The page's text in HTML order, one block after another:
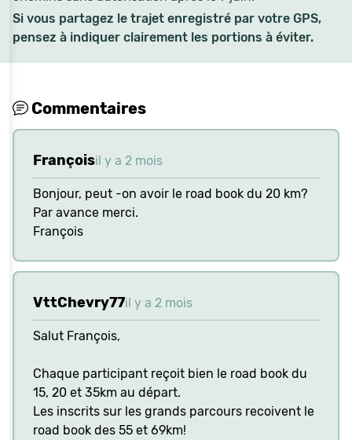
Si vous partagez le trajet enregistré par votre GPS,
pensez à indiquer clairement les portions à éviter.
Commentaires
Françoisil y a 2 mois
Bonjour, peut -on avoir le road book du 20 km?
Par avance merci.
François
VttChevry77il y a 2 mois
Salut François,
Chaque participant reçoit bien le road book du
15, 20 et 35km au départ.
Les inscrits sur les grands parcours recoivent le
road book des 55 et 69km!